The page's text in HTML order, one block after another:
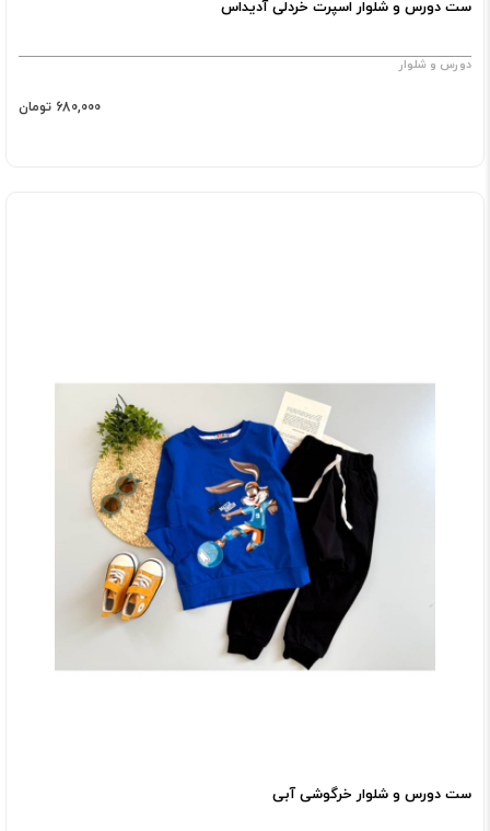
ست دورس و شلوار اسپرت خردلی آدیداس
دورس و شلوار
680,000 تومان
ست دورس و شلوار خرگوشی آبی